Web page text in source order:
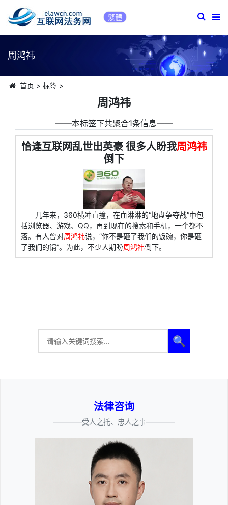
繁體
周鸿祎
首页 > 标签>
周鸿祎
――本标签下共聚合1条信息――
恰逢互联网乱世出英豪 很多人盼我周鸿祎
倒下
几年来，360横冲直撞，在血淋淋的“地盘争夺战”中包
括浏览器、游戏、QQ，再到现在的搜索和手机，一个都不
落。有人曾对周鸿祎说，“你不是砸了我们的饭碗，你是砸
了我们的锅”。为此，不少人期盼周鸿祎倒下。
🔍
法律咨询
————受人之托、忠人之事————